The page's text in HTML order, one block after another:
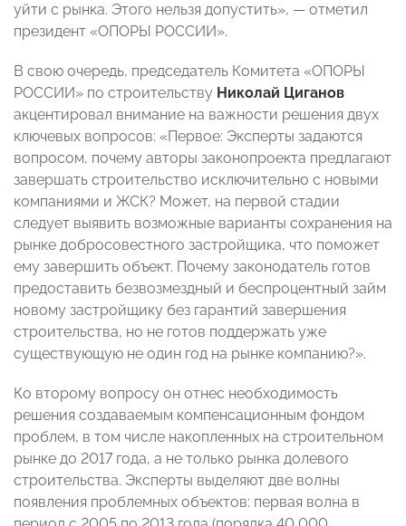
уйти с рынка. Этого нельзя допустить», — отметил
президент «ОПОРЫ РОССИИ».
В свою очередь, председатель Комитета «ОПОРЫ
РОССИИ» по строительству Николай Циганов
акцентировал внимание на важности решения двух
ключевых вопросов: «Первое: Эксперты задаются
вопросом, почему авторы законопроекта предлагают
завершать строительство исключительно с новыми
компаниями и ЖСК? Может, на первой стадии
следует выявить возможные варианты сохранения на
рынке добросовестного застройщика, что поможет
ему завершить объект. Почему законодатель готов
предоставить безвозмездный и беспроцентный займ
новому застройщику без гарантий завершения
строительства, но не готов поддержать уже
существующую не один год на рынке компанию?».
Ко второму вопросу он отнес необходимость
решения создаваемым компенсационным фондом
проблем, в том числе накопленных на строительном
рынке до 2017 года, а не только рынка долевого
строительства. Эксперты выделяют две волны
появления проблемных объектов: первая волна в